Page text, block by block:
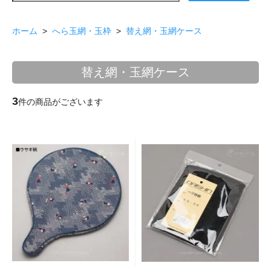
ホーム > へら玉網・玉枠 > 替え網・玉網ケース
替え網・玉網ケース
3件の商品がございます